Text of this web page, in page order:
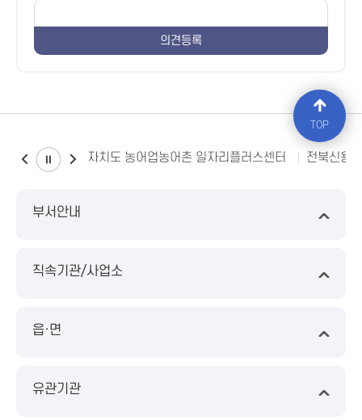
전북특별자치도 농어업농어촌 일자리플러스센터 전북신용
부서안내
직속기관/사업소
읍·면
유관기관
TOP